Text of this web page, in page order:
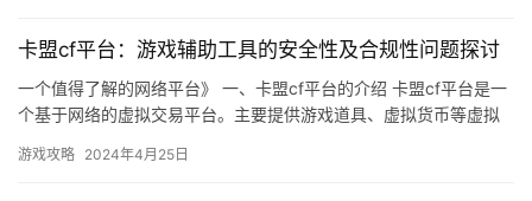
卡盟cf平台：游戏辅助工具的安全性及合规性问题探讨
一个值得了解的网络平台》 一、卡盟cf平台的介绍 卡盟cf平台是一
个基于网络的虚拟交易平台。主要提供游戏道具、虚拟货币等虚拟
游戏攻略 2024年4月25日